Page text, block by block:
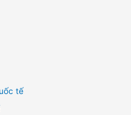
tế